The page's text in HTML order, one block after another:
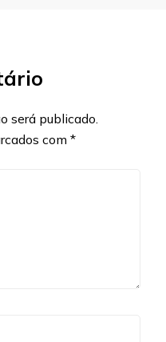
será publicado.
com *